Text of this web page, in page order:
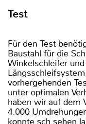
Test
Für den Test
Baustahl für die
Winkelschleifer
vorhergehenden
unter optimalen
haben wir auf dem
4.000
konnte sch sehen